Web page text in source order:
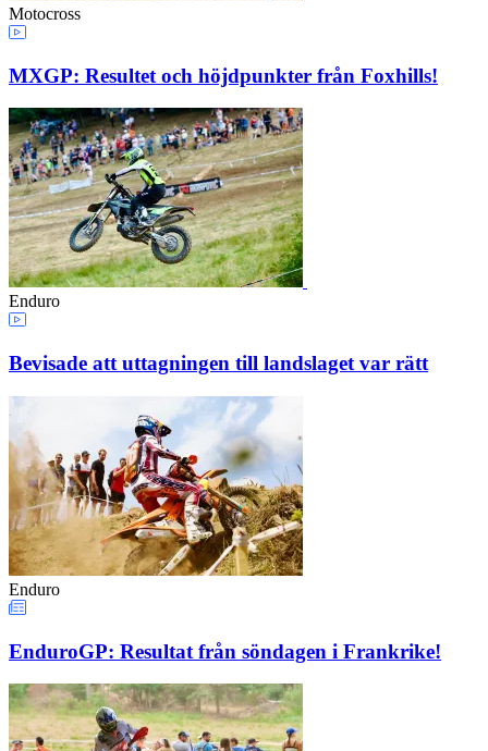
Motocross
MXGP: Resultet och höjdpunkter från Foxhills!
Enduro
Bevisade att uttagningen till landslaget var rätt
Enduro
EnduroGP: Resultat från söndagen i Frankrike!